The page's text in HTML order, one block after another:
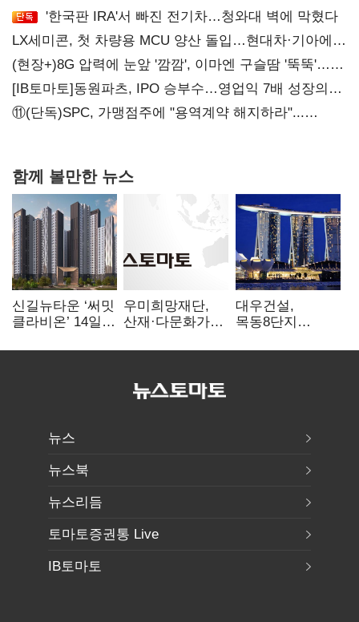
'한국판 IRA'서 빠진 전기차…청와대 벽에 막혔다
LX세미콘, 첫 차량용 MCU 양산 돌입…현대차·기아에
공급
(현장+)8G 압력에 눈앞 '깜깜', 이마엔 구슬땀 '뚝뚝'…
화려한 에어쇼 뒤 땀방울
[IB토마토]동원파츠, IPO 승부수…영업익 7배 성장의
이면은 고객 편중
⑪(단독)SPC, 가맹점주에 "용역계약 해지하라"...
함께 볼만한 뉴스
신길뉴타운 ‘써밋
클라비온’ 14일
우미희망재단,
산재·다문화가정
해외캠프 성료
대우건설,
목동8단지
엔지니어링사
뉴스
뉴스북
뉴스리듬
토마토증권통 Live
IB토마토